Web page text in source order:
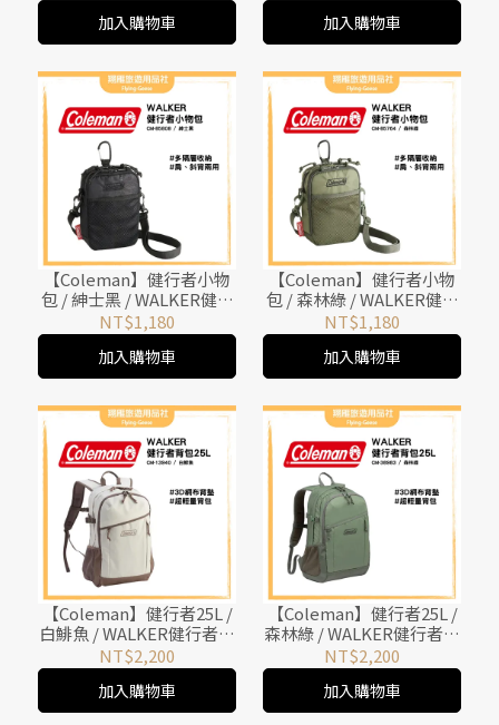
加入購物車 加入購物車
【Coleman】健行者小物
包 / 紳士黑 / WALKER健行
者背包系列 / CM-85808
NT$1,180
加入購物車
【Coleman】健行者小物
包 / 森林綠 / WALKER健行
者背包系列 / CM-85764
NT$1,180
加入購物車
【Coleman】健行者25L /
白鯡魚 / WALKER健行者背
包系列 / CM-13940
NT$2,200
加入購物車
【Coleman】健行者25L /
森林綠 / WALKER健行者背
包系列 / CM-38983
NT$2,200
加入購物車